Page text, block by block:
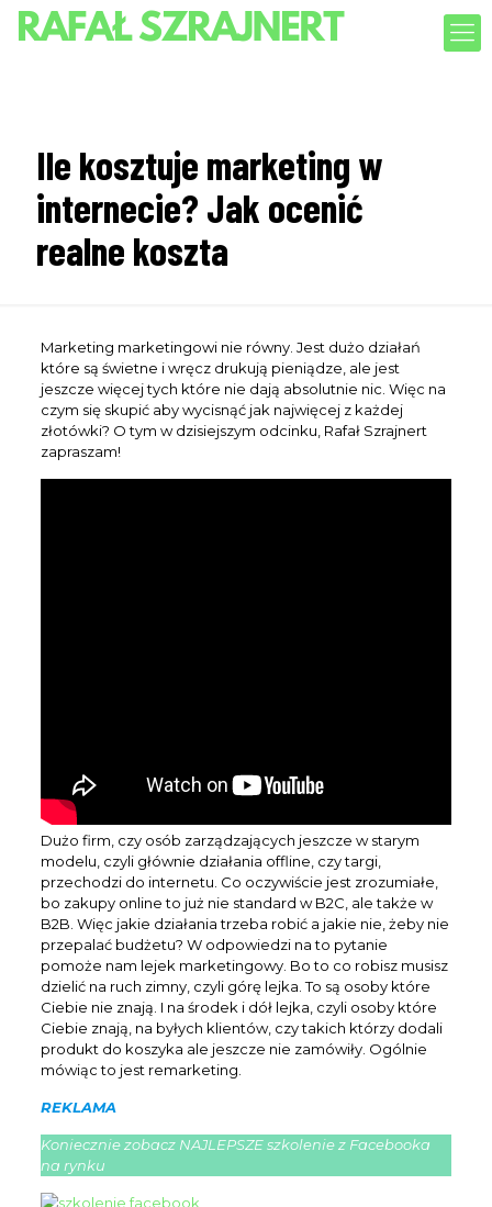
Ile kosztuje marketing w
internecie? Jak ocenić
realne koszta
Marketing marketingowi nie równy. Jest dużo działań
które są świetne i wręcz drukują pieniądze, ale jest
jeszcze więcej tych które nie dają absolutnie nic. Więc na
czym się skupić aby wycisnąć jak najwięcej z każdej
złotówki? O tym w dzisiejszym odcinku, Rafał Szrajnert
zapraszam!
Dużo firm, czy osób zarządzających jeszcze w starym
modelu, czyli głównie działania offline, czy targi,
przechodzi do internetu. Co oczywiście jest zrozumiałe,
bo zakupy online to już nie standard w B2C, ale także w
B2B. Więc jakie działania trzeba robić a jakie nie, żeby nie
przepalać budżetu? W odpowiedzi na to pytanie
pomoże nam lejek marketingowy. Bo to co robisz musisz
dzielić na ruch zimny, czyli górę lejka. To są osoby które
Ciebie nie znają. I na środek i dół lejka, czyli osoby które
Ciebie znają, na byłych klientów, czy takich którzy dodali
produkt do koszyka ale jeszcze nie zamówiły. Ogólnie
mówiąc to jest remarketing.
REKLAMA
Koniecznie zobacz NAJLEPSZE szkolenie z Facebooka
na rynku